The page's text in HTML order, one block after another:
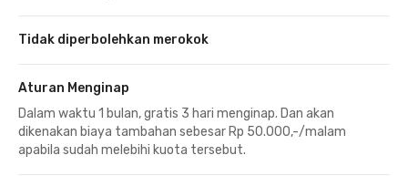
Tidak diperbolehkan merokok
Aturan Menginap
Dalam waktu 1 bulan, gratis 3 hari menginap. Dan akan
dikenakan biaya tambahan sebesar Rp 50.000,-/malam
apabila sudah melebihi kuota tersebut.